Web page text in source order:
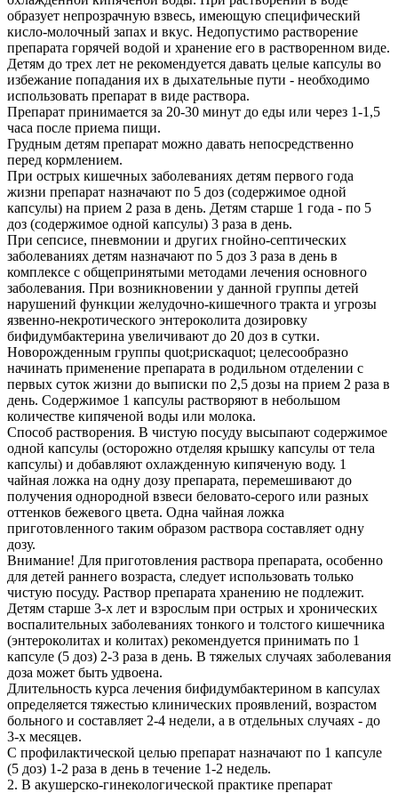
образует непрозрачную взвесь, имеющую специфический
кисло-молочный запах и вкус. Недопустимо растворение
препарата горячей водой и хранение его в растворенном виде.
Детям до трех лет не рекомендуется давать целые капсулы во
избежание попадания их в дыхательные пути - необходимо
использовать препарат в виде раствора.
Препарат принимается за 20-30 минут до еды или через 1-1,5
часа после приема пищи.
Грудным детям препарат можно давать непосредственно
перед кормлением.
При острых кишечных заболеваниях детям первого года
жизни препарат назначают по 5 доз (содержимое одной
капсулы) на прием 2 раза в день. Детям старше 1 года - по 5
доз (содержимое одной капсулы) 3 раза в день.
При сепсисе, пневмонии и других гнойно-септических
заболеваниях детям назначают по 5 доз 3 раза в день в
комплексе с общепринятыми методами лечения основного
заболевания. При возникновении у данной группы детей
нарушений функции желудочно-кишечного тракта и угрозы
язвенно-некротического энтероколита дозировку
бифидумбактерина увеличивают до 20 доз в сутки.
Новорожденным группы quot;рискаquot; целесообразно
начинать применение препарата в родильном отделении с
первых суток жизни до выписки по 2,5 дозы на прием 2 раза в
день. Содержимое 1 капсулы растворяют в небольшом
количестве кипяченой воды или молока.
Способ растворения. В чистую посуду высыпают содержимое
одной капсулы (осторожно отделяя крышку капсулы от тела
капсулы) и добавляют охлажденную кипяченую воду. 1
чайная ложка на одну дозу препарата, перемешивают до
получения однородной взвеси беловато-серого или разных
оттенков бежевого цвета. Одна чайная ложка
приготовленного таким образом раствора составляет одну
дозу.
Внимание! Для приготовления раствора препарата, особенно
для детей раннего возраста, следует использовать только
чистую посуду. Раствор препарата хранению не подлежит.
Детям старше 3-х лет и взрослым при острых и хронических
воспалительных заболеваниях тонкого и толстого кишечника
(энтероколитах и колитах) рекомендуется принимать по 1
капсуле (5 доз) 2-3 раза в день. В тяжелых случаях заболевания
доза может быть удвоена.
Длительность курса лечения бифидумбактерином в капсулах
определяется тяжестью клинических проявлений, возрастом
больного и составляет 2-4 недели, а в отдельных случаях - до
3-х месяцев.
С профилактической целью препарат назначают по 1 капсуле
(5 доз) 1-2 раза в день в течение 1-2 недель.
2. В акушерско-гинекологической практике препарат